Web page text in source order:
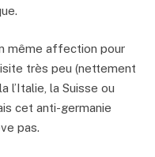
même affection pour
très peu (nettement
l’Italie, la Suisse ou
cet anti-germanie
pas.